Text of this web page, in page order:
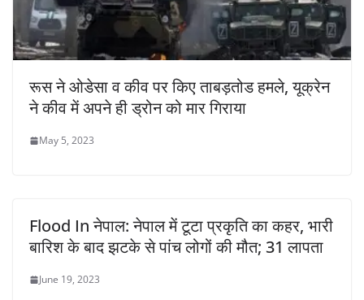
रूस ने ओडेसा व कीव पर किए ताबड़तोड हमले, यूक्रेन
ने कीव में अपने ही ड्रोन को मार गिराया
May 5, 2023
Flood In नेपाल: नेपाल में टूटा प्रकृति का कहर, भारी
बारिश के बाद झटके से पांच लोगों की मौत; 31 लापता
June 19, 2023